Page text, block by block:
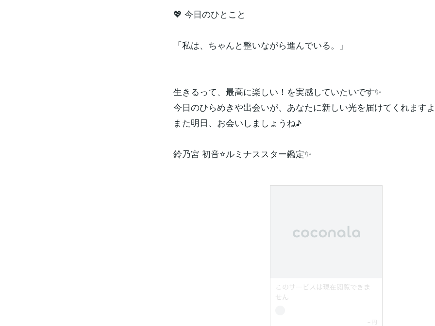
💖 今日のひとこと
「私は、ちゃんと整いながら進んでいる。」
生きるって、最高に楽しい！を実感していたいです✨
今日のひらめきや出会いが、あなたに新しい光を届けてくれます
また明日、お会いしましょうね♪
鈴乃宮 初音⭐️ルミナススター鑑定✨